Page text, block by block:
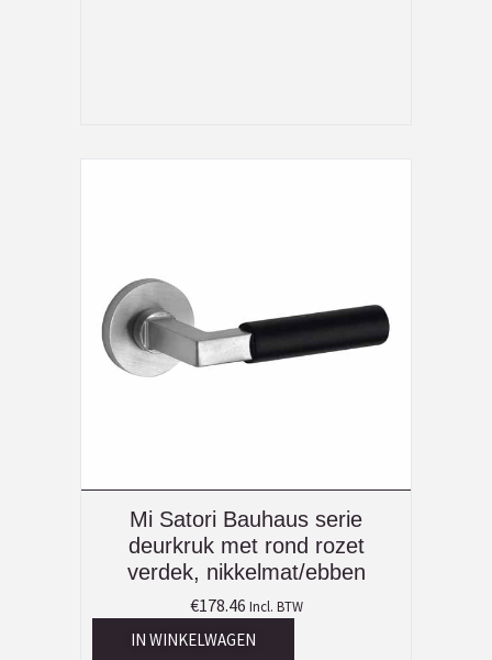
Mi Satori Bauhaus serie
deurkruk met rond rozet
verdek, nikkelmat/ebben
€178.46 Incl. BTW
IN WINKELWAGEN